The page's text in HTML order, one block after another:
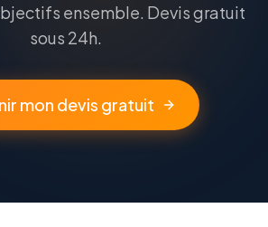
ensemble. Devis gratuit
sous 24h.
mon devis gratuit